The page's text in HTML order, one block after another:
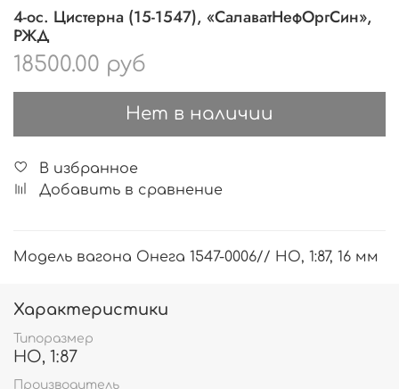
4-ос. Цистерна (15-1547), «СалаватНефОргСин»,
РЖД
18500.00 руб
Нет в наличии
В избранное
Добавить в сравнение
Модель вагона Онега 1547-0006// HO, 1:87, 16 мм
Характеристики
Типоразмер
HO, 1:87
Производитель